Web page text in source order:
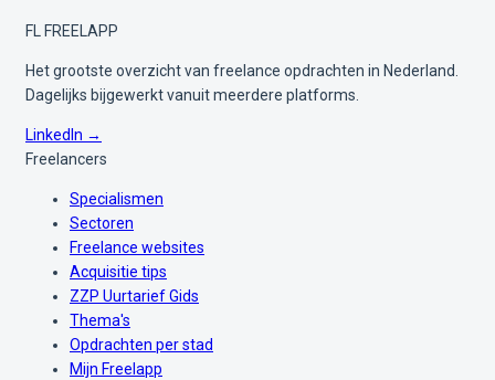
FL FREELAPP
Het grootste overzicht van freelance opdrachten in Nederland.
Dagelijks bijgewerkt vanuit meerdere platforms.
LinkedIn →
Freelancers
Specialismen
Sectoren
Freelance websites
Acquisitie tips
ZZP Uurtarief Gids
Thema's
Opdrachten per stad
Mijn Freelapp